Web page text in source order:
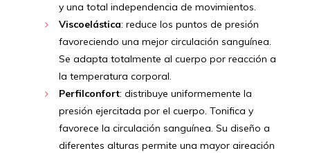
y una total independencia de movimientos.
Viscoelástica: reduce los puntos de presión
favoreciendo una mejor circulación sanguínea.
Se adapta totalmente al cuerpo por reacción a
la temperatura corporal.
Perfilconfort: distribuye uniformemente la
presión ejercitada por el cuerpo. Tonifica y
favorece la circulación sanguínea. Su diseño a
diferentes alturas permite una mayor aireación